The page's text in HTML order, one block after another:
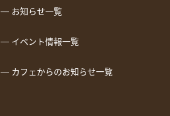
― お知らせ一覧
― イベント情報一覧
― カフェからのお知らせ一覧